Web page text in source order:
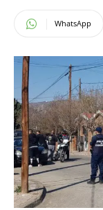
WhatsApp